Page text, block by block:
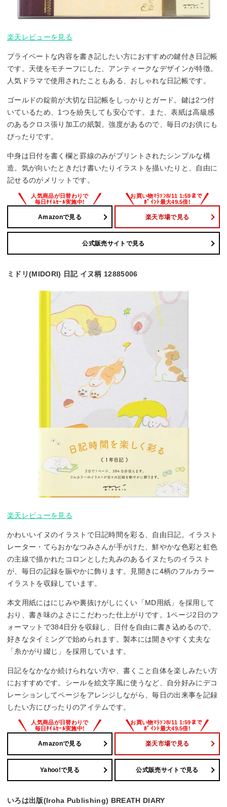
楽天レビューを見る
プライベートな内容を書き記したい方におすすめの鍵付き日記帳
です。天使をモチーフにした、アンティークなデザインが特徴。
人気ドラマで使用されたこともある、おしゃれな日記帳です。
ゴールドの錠前が大切な日記帳をしっかりとガード。鍵は2つ付
いているため、1つを紛失しても安心です。また、表紙は高級感
のあるクロス張り加工の紙製。強度があるので、毎日のお供にも
ぴったりです。
中身は日付を書く欄と罫線のみがプリントされたシンプルな構
造。気が向いたときだけ書いたりイラストを描いたりと、自由に
記せるのがメリットです。
Amazonで見る 楽天市場で見る
公式販売サイトで見る
ミドリ(MIDORI) 日記 イヌ柄 12885006
楽天レビューを見る
かわいいイヌのイラストで日記時間を彩る、自由日記。イラスト
レーター・てらおかなつみさんが手がけた、鮮やかな色彩と虹色
の主線で描かれたコロンとした丸みのあるイヌたちのイラスト
が、毎日の記録を賑やかに飾ります。見開きに4柄のフルカラー
イラストを収録しています。
本文用紙にはにじみや裏抜けがしにくい「MD用紙」を採用して
おり、書き味のよさにこだわった仕上がりです。1ページ2日のフ
ォーマットで384日分を収録し、日付を自由に書き込めるので、
好きなタイミングで始められます。製本には開きやすく丈夫な
「糸かがり綴じ」を採用しています。
日記をなかなか続けられない方や、書くこと自体を楽しみたい方
におすすめです。シールを絵文字風に使うなど、自分好みにデコ
レーションしてページをアレンジしながら、毎日の出来事を記録
したい方にぴったりのアイテムです。
Amazonで見る 楽天市場で見る
Yahoo!で見る 公式販売サイトで見る
いろは出版(Iroha Publishing) BREATH DIARY